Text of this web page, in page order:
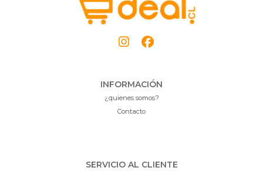
INFORMACIÓN
¿quienes somos?
Contacto
SERVICIO AL CLIENTE